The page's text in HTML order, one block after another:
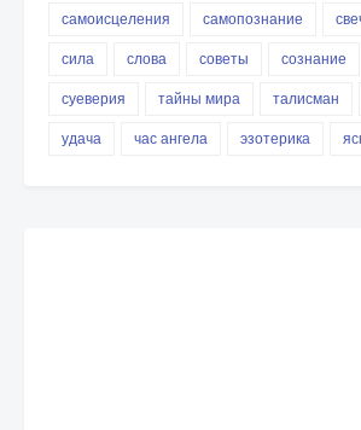
самоисцеления
самопознание
сила
слова советы сознание
суеверия
тайны мира талисман
удача
час ангела эзотерика